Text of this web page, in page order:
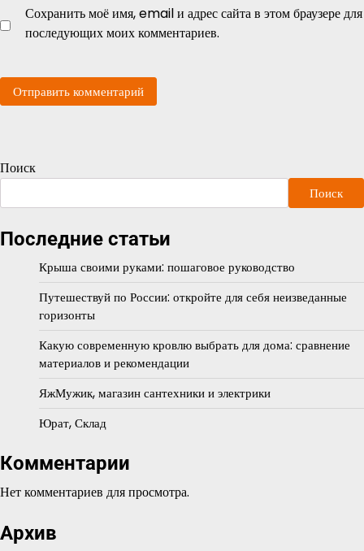
Сохранить моё имя, email и адрес сайта в этом браузере для
последующих моих комментариев.
Поиск
Поиск
Последние статьи
Крыша своими руками: пошаговое руководство
Путешествуй по России: откройте для себя неизведанные
горизонты
Какую современную кровлю выбрать для дома: сравнение
материалов и рекомендации
ЯжМужик, магазин сантехники и электрики
Юрат, Склад
Комментарии
Нет комментариев для просмотра.
Архив